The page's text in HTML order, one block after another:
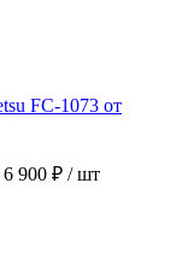
6 900 ₽ / шт